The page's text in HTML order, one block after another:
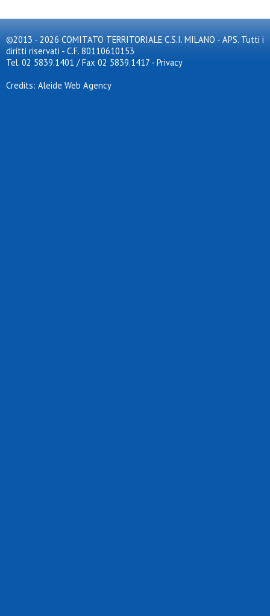
©2013 - 2026 COMITATO TERRITORIALE C.S.I. MILANO - APS. Tutti i
diritti riservati - C.F. 80110610153
Tel. 02 5839.1401 / Fax 02 5839.1417 - Privacy
Credits: Aleide Web Agency